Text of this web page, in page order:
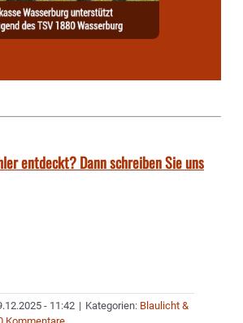
entdeckt? Dann schreiben Sie uns
- 11:42 | Kategorien: Blaulicht &